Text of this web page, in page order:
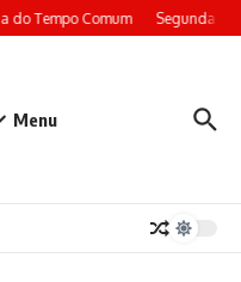
do Tempo Comum Segunda-
Menu